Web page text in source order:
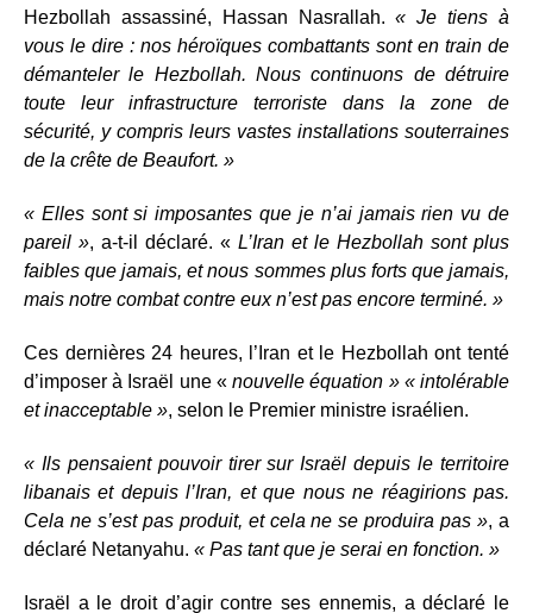
Hezbollah assassiné, Hassan Nasrallah.« Je tiens à
vous le dire : nos héroïques combattants sont en train de
démanteler le Hezbollah. Nous continuons de détruire
toute leur infrastructure terroriste dans la zone de
sécurité, y compris leurs vastes installations souterraines
de la crête de Beaufort. »
« Elles sont si imposantes que je n’ai jamais rien vu de
pareil », a-t-il déclaré. « L’Iran et le Hezbollah sont plus
faibles que jamais, et nous sommes plus forts que jamais,
mais notre combat contre eux n’est pas encore terminé. »
Ces dernières 24 heures, l’Iran et le Hezbollah ont tenté
d’imposer à Israël une «nouvelle équation » « intolérable
et inacceptable », selon le Premier ministre israélien.
« Ils pensaient pouvoir tirer sur Israël depuis le territoire
libanais et depuis l’Iran, et que nous ne réagirions pas.
Cela ne s’est pas produit, et cela ne se produira pas », a
déclaré Netanyahu. « Pas tant que je serai en fonction. »
Israël a le droit d’agir contre ses ennemis, a déclaré le